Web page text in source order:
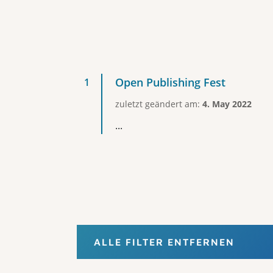
Open Publishing Fest
zuletzt geändert am: 4. May 2022
...
ALLE FILTER ENTFERNEN